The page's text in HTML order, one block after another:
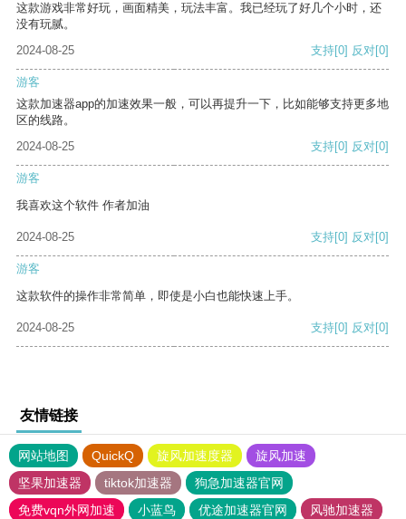
这款游戏非常好玩，画面精美，玩法丰富。我已经玩了好几个小时，还
没有玩腻。
2024-08-25
支持[0] 反对[0]
游客
这款加速器app的加速效果一般，可以再提升一下，比如能够支持更多地
区的线路。
2024-08-25
支持[0] 反对[0]
游客
我喜欢这个软件 作者加油
2024-08-25 支持[0] 反对[0]
游客
这款软件的操作非常简单，即使是小白也能快速上手。
2024-08-25 支持[0] 反对[0]
友情链接
网站地图 QuickQ 旋风加速度器
旋风加速
坚果加速器
tiktok加速器
狗急加速器官网
免费vqn外网加速
小蓝鸟 优途加速器官网
风驰加速器